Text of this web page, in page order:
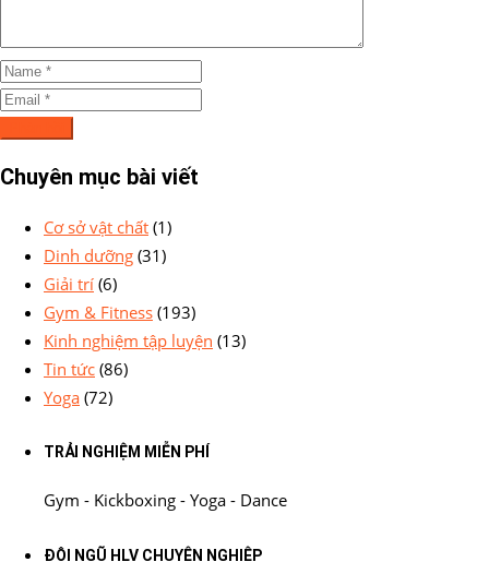
Chuyên mục bài viết
Cơ sở vật chất (1)
Dinh dưỡng (31)
Giải trí (6)
Gym & Fitness (193)
Kinh nghiệm tập luyện (13)
Tin tức (86)
Yoga (72)
TRẢI NGHIỆM MIỄN PHÍ
Gym - Kickboxing - Yoga - Dance
ĐỘI NGŨ HLV CHUYÊN NGHIỆP